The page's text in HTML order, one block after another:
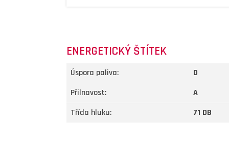
ENERGETICKÝ ŠTÍTEK
Úspora paliva:
D
Přilnavost:
A
Třída hluku:
71 DB